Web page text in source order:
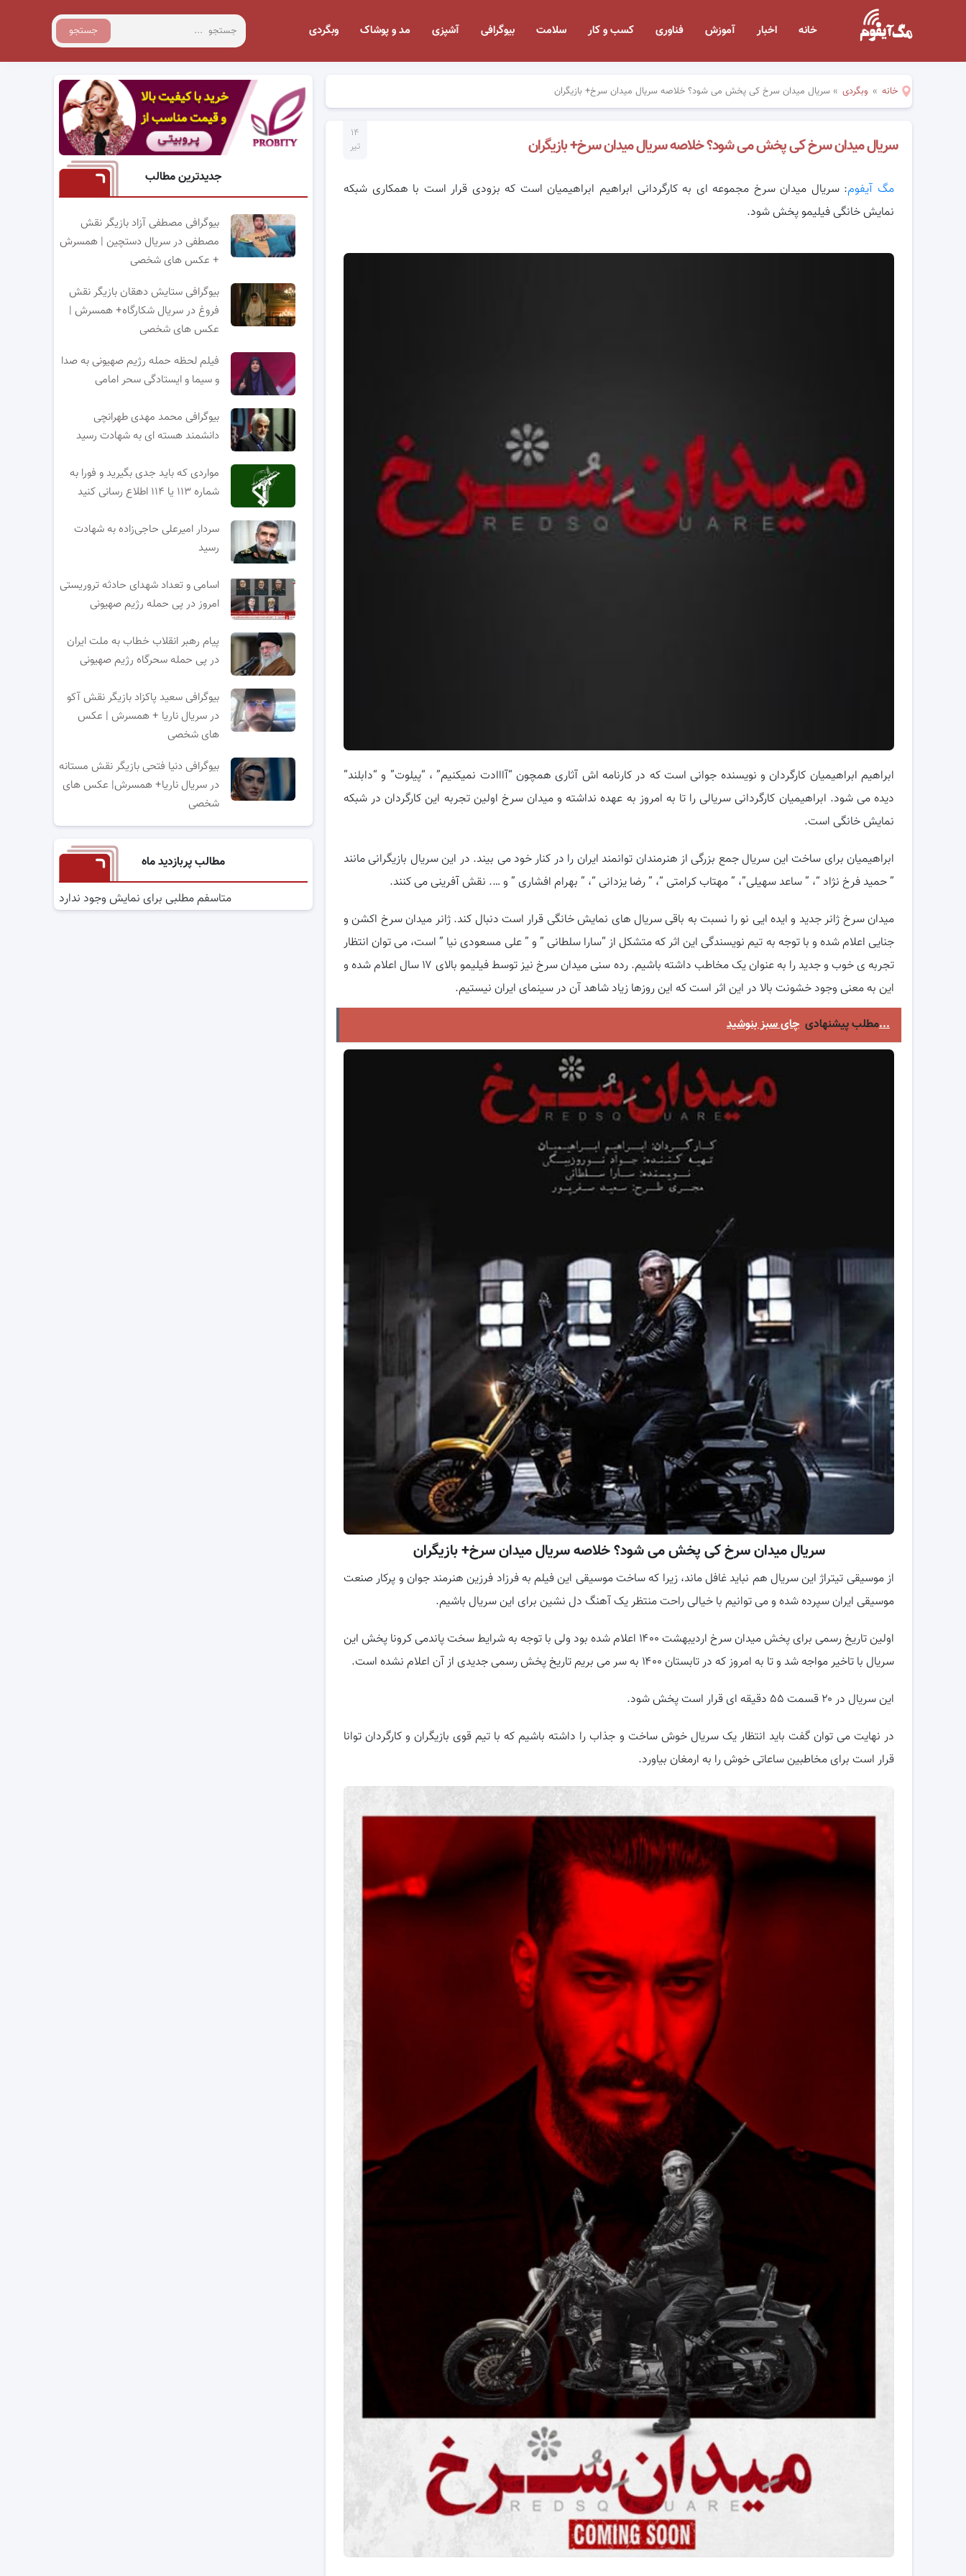
جستجو خانه اخبار آموزش فناوری کسب و کار سلامت بیوگرافی آشپزی مد و پوشاک وبگردی
خانه » وبگردی » سریال میدان سرخ کی پخش می شود؟ خلاصه سریال میدان سرخ+ بازیگران
۱۴
تیر
سریال میدان سرخ کی پخش می شود؟ خلاصه سریال میدان سرخ+ بازیگران
مگ آیفوم: سریال میدان سرخ مجموعه ای به کارگردانی ابراهیم ابراهیمیان است که بزودی قرار است با همکاری شبکه
نمایش خانگی فیلیمو پخش شود.
ابراهیم ابراهیمیان کارگردان و نویسنده جوانی است که در کارنامه اش آثاری همچون “آااادت نمیکنیم” ، “پیلوت” و “دابلند”
دیده می شود. ابراهیمیان کارگردانی سریالی را تا به امروز به عهده نداشته و میدان سرخ اولین تجربه این کارگردان در شبکه
نمایش خانگی است.
ابراهیمیان برای ساخت این سریال جمع بزرگی از هنرمندان توانمند ایران را در کنار خود می بیند. در این سریال بازیگرانی مانند
” حمید فرخ نژاد “، ” ساعد سهیلی”، ” مهتاب کرامتی “، ” رضا یزدانی “، ” بهرام افشاری ” و …. نقش آفرینی می کنند.
میدان سرخ ژانر جدید و ایده ایی نو را نسبت به باقی سریال های نمایش خانگی قرار است دنبال کند. ژانر میدان سرخ اکشن و
جنایی اعلام شده و با توجه به تیم نویسندگی این اثر که متشکل از “سارا سلطانی ” و ” علی مسعودی نیا ” است، می توان انتظار
تجربه ی خوب و جدید را به عنوان یک مخاطب داشته باشیم. رده سنی میدان سرخ نیز توسط فیلیمو بالای ۱۷ سال اعلام شده و
این به معنی وجود خشونت بالا در این اثر است که این روزها زیاد شاهد آن در سینمای ایران نیستیم.
مطلب پیشنهادیچای سبز بنوشید...
سریال میدان سرخ کی پخش می شود؟ خلاصه سریال میدان سرخ+ بازیگران
از موسیقی تیتراژ این سریال هم نباید غافل ماند، زیرا که ساخت موسیقی این فیلم به فرزاد فرزین هنرمند جوان و پرکار صنعت
موسیقی ایران سپرده شده و می توانیم با خیالی راحت منتظر یک آهنگ دل نشین برای این سریال باشیم.
اولین تاریخ رسمی برای پخش میدان سرخ اردیبهشت ۱۴۰۰ اعلام شده بود ولی با توجه به شرایط سخت پاندمی کرونا پخش این
سریال با تاخیر مواجه شد و تا به امروز که در تابستان ۱۴۰۰ به سر می بریم تاریخ پخش رسمی جدیدی از آن اعلام نشده است.
این سریال در ۲۰ قسمت ۵۵ دقیقه ای قرار است پخش شود.
در نهایت می توان گفت باید انتظار یک سریال خوش ساخت و جذاب را داشته باشیم که با تیم قوی بازیگران و کارگردان توانا
قرار است برای مخاطبین ساعاتی خوش را به ارمغان بیاورد.
جدیدترین مطالب
بیوگرافی مصطفی آزاد بازیگر نقش
مصطفی در سریال دستچین | همسرش
+ عکس های شخصی
بیوگرافی ستایش دهقان بازیگر نقش
فروغ در سریال شکارگاه+ همسرش |
عکس های شخصی
فیلم لحظه حمله رژیم صهیونی به صدا
و سیما و ایستادگی سحر امامی
بیوگرافی محمد مهدی طهرانچی
دانشمند هسته ای به شهادت رسید
مواردی که باید جدی بگیرید و فورا به
شماره ۱۱۳ یا ۱۱۴ اطلاع رسانی کنید
سردار امیرعلی حاجی‌زاده به شهادت
رسید
اسامی و تعداد شهدای حادثه تروریستی
امروز در پی حمله رژیم صهیونی
پیام رهبر انقلاب خطاب به ملت ایران
در پی حمله سحرگاه رژیم صهیونی
بیوگرافی سعید پاکزاد بازیگر نقش آکو
در سریال ناریا + همسرش | عکس
های شخصی
بیوگرافی دنیا فتحی بازیگر نقش مستانه
در سریال ناریا+ همسرش| عکس های
شخصی
مطالب پربازدید ماه
متاسفم مطلبی برای نمایش وجود ندارد